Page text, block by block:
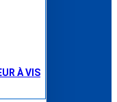
À VIS